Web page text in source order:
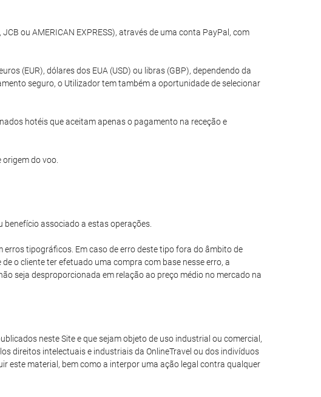
ou AMERICAN EXPRESS), através de uma conta PayPal, com
(EUR), dólares dos EUA (USD) ou libras (GBP), dependendo da
seguro, o Utilizador tem também a oportunidade de selecionar
hotéis que aceitam apenas o pagamento na receção e
do voo.
associado a estas operações.
tipográficos. Em caso de erro deste tipo fora do âmbito de
o cliente ter efetuado uma compra com base nesse erro, a
seja desproporcionada em relação ao preço médio no mercado na
neste Site e que sejam objeto de uso industrial ou comercial,
direitos intelectuais e industriais da OnlineTravel ou dos indivíduos
este material, bem como a interpor uma ação legal contra qualquer